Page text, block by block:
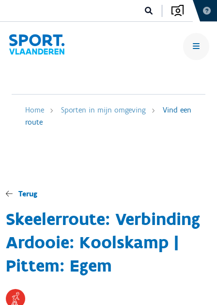
Home Sporten in mijn omgeving
Vind een
route
Terug
Skeelerroute: Verbinding
Ardooie: Koolskamp |
Pittem: Egem